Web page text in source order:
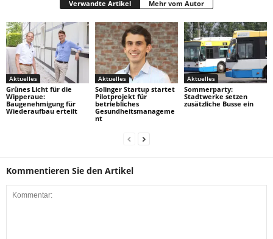
Verwandte Artikel Mehr vom Autor
Aktuelles
Grünes Licht für die
Wipperaue:
Baugenehmigung für
Wiederaufbau erteilt
Aktuelles
Solinger Startup startet
Pilotprojekt für
betriebliches
Gesundheitsmanageme
nt
Aktuelles
Sommerparty:
Stadtwerke setzen
zusätzliche Busse ein
Kommentieren Sie den Artikel